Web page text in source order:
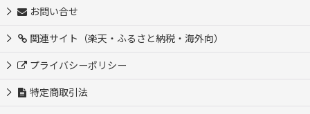
お問い合せ
関連サイト（楽天・ふるさと納税・海外向）
プライバシーポリシー
特定商取引法